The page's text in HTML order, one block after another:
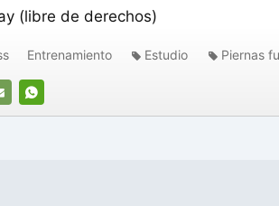
(libre de derechos)
WHATSAPP
Entrenamiento Estudio Piernas